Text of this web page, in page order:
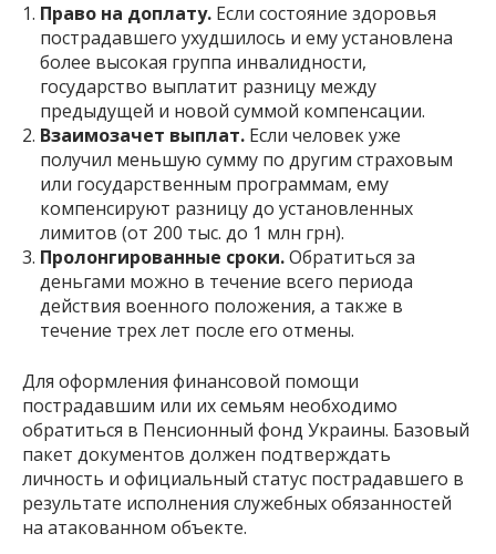
Право на доплату. Если состояние здоровья
пострадавшего ухудшилось и ему установлена
более высокая группа инвалидности,
государство выплатит разницу между
предыдущей и новой суммой компенсации.
Взаимозачет выплат. Если человек уже
получил меньшую сумму по другим страховым
или государственным программам, ему
компенсируют разницу до установленных
лимитов (от 200 тыс. до 1 млн грн).
Пролонгированные сроки.Обратиться за
деньгами можно в течение всего периода
действия военного положения, а также в
течение трех лет после его отмены.
Для оформления финансовой помощи
пострадавшим или их семьям необходимо
обратиться в Пенсионный фонд Украины. Базовый
пакет документов должен подтверждать
личность и официальный статус пострадавшего в
результате исполнения служебных обязанностей
на атакованном объекте.